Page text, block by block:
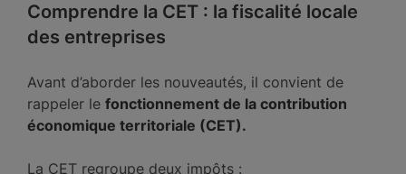
Comprendre la CET : la fiscalité locale
des entreprises
Avant d’aborder les nouveautés, il convient de
rappeler le fonctionnement de la contribution
économique territoriale (CET).
La CET regroupe deux impôts :